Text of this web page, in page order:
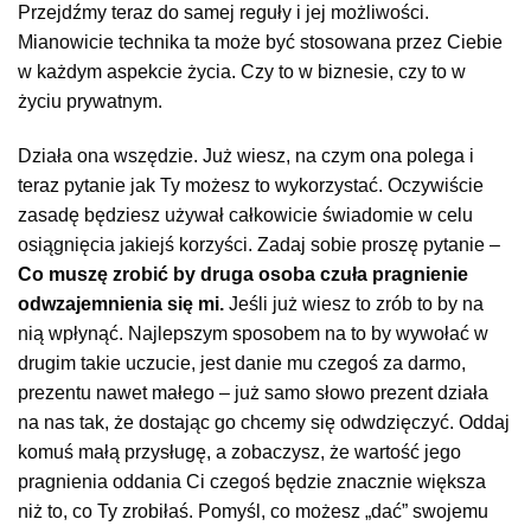
Przejdźmy teraz do samej reguły i jej możliwości.
Mianowicie technika ta może być stosowana przez Ciebie
w każdym aspekcie życia. Czy to w biznesie, czy to w
życiu prywatnym.
Działa ona wszędzie. Już wiesz, na czym ona polega i
teraz pytanie jak Ty możesz to wykorzystać. Oczywiście
zasadę będziesz używał całkowicie świadomie w celu
osiągnięcia jakiejś korzyści. Zadaj sobie proszę pytanie –
Co muszę zrobić by druga osoba czuła pragnienie
odwzajemnienia się mi. Jeśli już wiesz to zrób to by na
nią wpłynąć. Najlepszym sposobem na to by wywołać w
drugim takie uczucie, jest danie mu czegoś za darmo,
prezentu nawet małego – już samo słowo prezent działa
na nas tak, że dostając go chcemy się odwdzięczyć. Oddaj
komuś małą przysługę, a zobaczysz, że wartość jego
pragnienia oddania Ci czegoś będzie znacznie większa
niż to, co Ty zrobiłaś. Pomyśl, co możesz „dać” swojemu